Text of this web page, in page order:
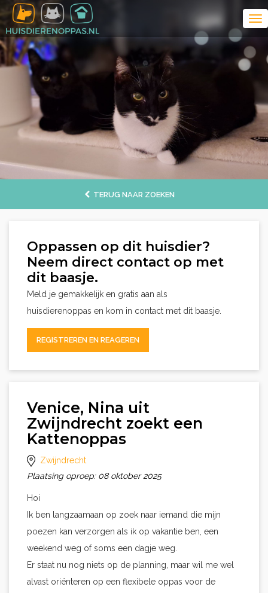
TERUG NAAR ZOEKEN
Oppassen op dit huisdier?
Neem direct contact op met
dit baasje.
Meld je gemakkelijk en gratis aan als
huisdierenoppas en kom in contact met dit baasje.
REGISTREREN EN REAGEREN
Venice, Nina uit
Zwijndrecht zoekt een
Kattenoppas
Zwijndrecht
Plaatsing oproep: 08 oktober 2025
Hoi
Ik ben langzaamaan op zoek naar iemand die mijn
poezen kan verzorgen als ik op vakantie ben, een
weekend weg of soms een dagje weg.
Er staat nu nog niets op de planning, maar wil me wel
alvast oriënteren op een flexibele oppas voor de